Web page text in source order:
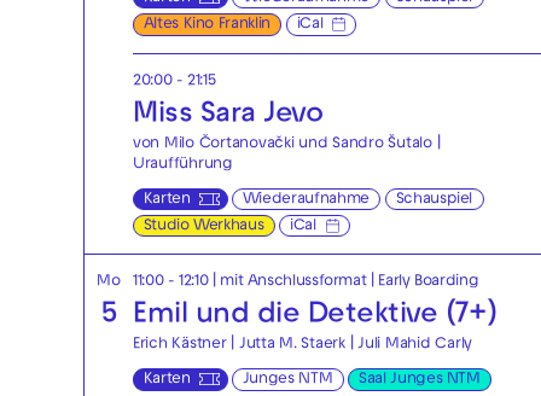
Altes Kino Franklin
iCal
20:00 - 21:15
Miss Sara Jevo
von Milo Čortanovački und Sandro Šutalo |
Uraufführung
Karten Wiederaufnahme
Schauspiel
Studio Werkhaus
iCal
Mo
5
11:00 - 12:10 | mit Anschlussformat| Early Boarding
Emil und die Detektive (7+)
Erich Kästner | Jutta M. Staerk | Juli Mahid Carly
Karten Junges NTM
Saal Junges NTM